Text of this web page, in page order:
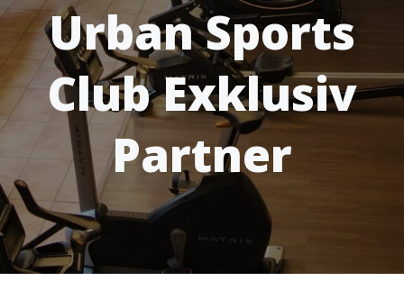
Urban Sports
Club Exklusiv
Partner